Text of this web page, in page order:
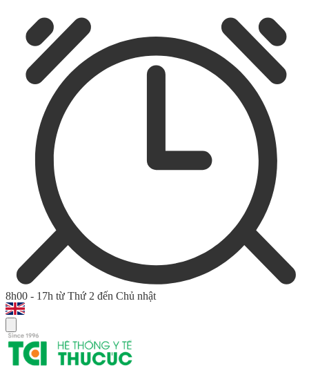
8h00 - 17h từ Thứ 2 đến Chủ nhật